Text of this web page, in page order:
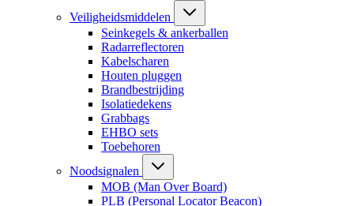
Veiligheidsmiddelen
Seinkegels & ankerballen
Radarreflectoren
Kabelscharen
Houten pluggen
Brandbestrijding
Isolatiedekens
Grabbags
EHBO sets
Toebehoren
Noodsignalen
MOB (Man Over Board)
PLB (Personal Locator Beacon)